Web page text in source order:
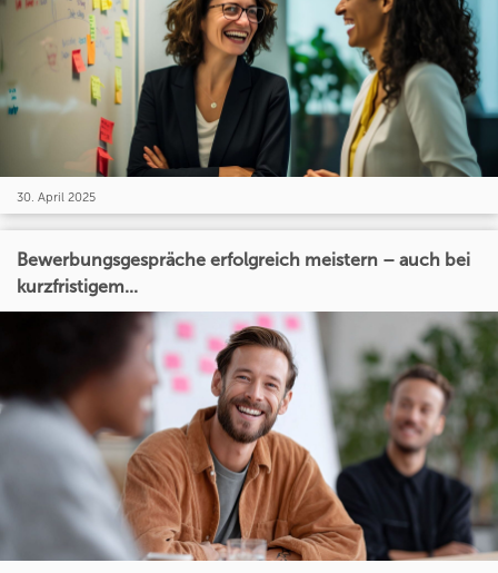
30. April 2025
Bewerbungsgespräche erfolgreich meistern – auch bei
kurzfristigem...